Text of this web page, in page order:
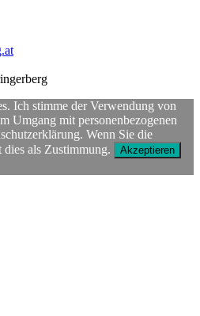
Ich stimme der Verwendung von
Umgang mit personenbezogenen
Wenn Sie die
als Zustimmung.
Akzeptieren